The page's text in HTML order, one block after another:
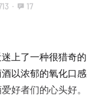
· 17
上了一种很猎奇的
以浓郁的氧化口感
好者们的心头好。